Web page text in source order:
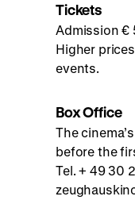
Tickets
Admission €
Higher
events.
Box Office
The
before the
Tel. + 49 30